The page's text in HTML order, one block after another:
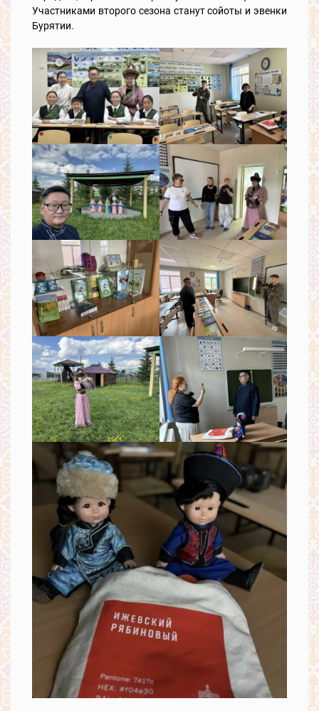
Участниками второго сезона станут сойоты и эвенки
Бурятии.